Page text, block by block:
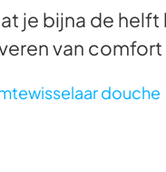
je bijna de
van comfort
douche